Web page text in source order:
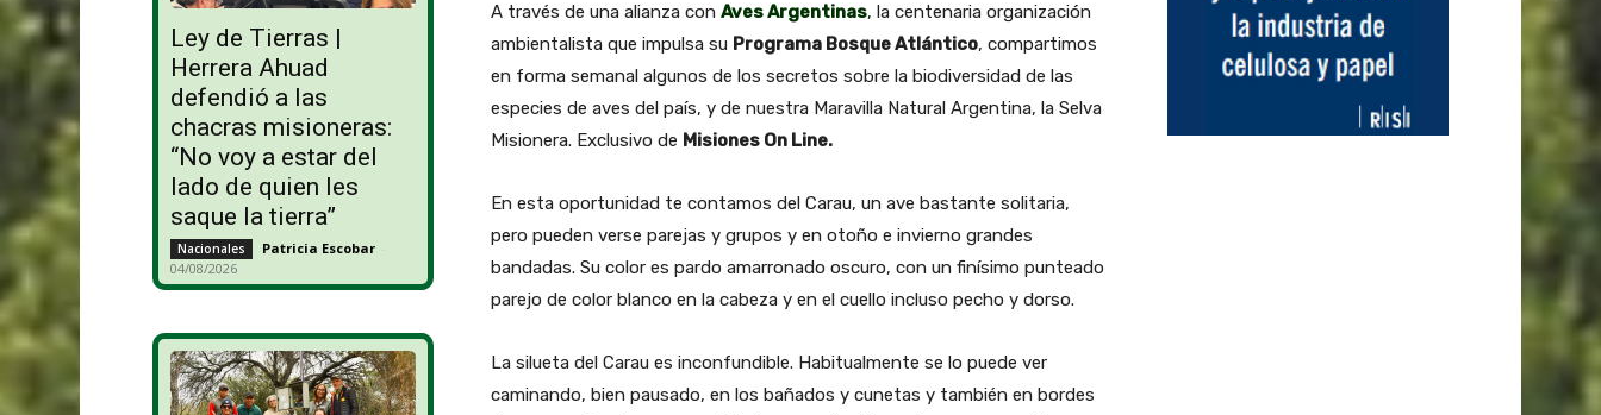
Ley de Tierras |
Herrera Ahuad
defendió a las
chacras misioneras:
“No voy a estar del
lado de quien les
saque la tierra”
Nacionales Patricia Escobar -
04/08/2026
A través de una alianza con Aves Argentinas, la centenaria organización
ambientalista que impulsa su Programa Bosque Atlántico, compartimos
en forma semanal algunos de los secretos sobre la biodiversidad de las
especies de aves del país, y de nuestra Maravilla Natural Argentina, la Selva
Misionera. Exclusivo de Misiones On Line.
En esta oportunidad te contamos del Carau, un ave bastante solitaria,
pero pueden verse parejas y grupos y en otoño e invierno grandes
bandadas. Su color es pardo amarronado oscuro, con un finísimo punteado
parejo de color blanco en la cabeza y en el cuello incluso pecho y dorso.
La silueta del Carau es inconfundible. Habitualmente se lo puede ver
caminando, bien pausado, en los bañados y cunetas y también en bordes